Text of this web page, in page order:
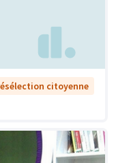
citoyenne